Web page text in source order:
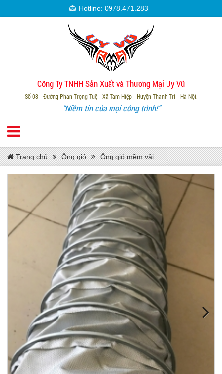
Hotline: 0978.471.283
Công Ty TNHH Sản Xuất và Thương Mại Uy Vũ
Số 08 - Đường Phan Trọng Tuệ - Xã Tam Hiệp - Huyện Thanh Trì - Hà Nội.
“Niềm tin của mọi công trình!”
Trang chủ Ống gió Ống gió mềm vải